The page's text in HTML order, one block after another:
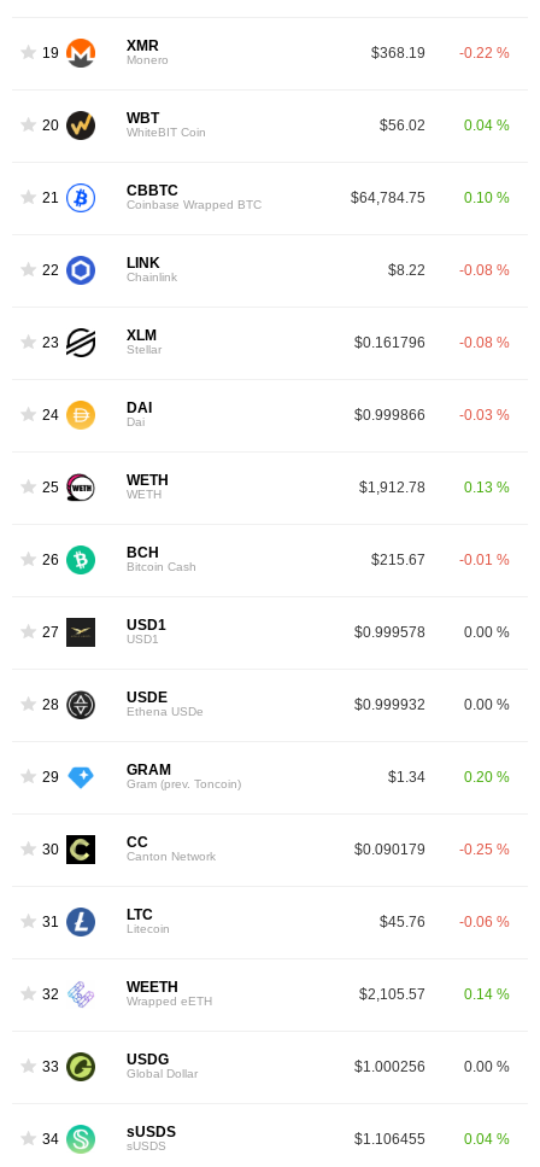
19 XMR
Monero $368.19 -0.22 %
20 WBT
WhiteBIT Coin $56.02 0.04 %
21 CBBTC
Coinbase Wrapped BTC $64,784.75 0.10 %
22 LINK
Chainlink $8.22 -0.08 %
23 XLM
Stellar $0.161796 -0.08 %
24 DAI
Dai $0.999866 -0.03 %
25 WETH
WETH $1,912.78 0.13 %
26 BCH
Bitcoin Cash $215.67 -0.01 %
27 USD1
USD1 $0.999578 0.00 %
28 USDE
Ethena USDe $0.999932 0.00 %
29 GRAM
Gram (prev. Toncoin) $1.34 0.20 %
30 CC
Canton Network $0.090179 -0.25 %
31 LTC
Litecoin $45.76 -0.06 %
32 WEETH
Wrapped eETH $2,105.57 0.14 %
33 USDG
Global Dollar $1.000256 0.00 %
34 sUSDS
sUSDS $1.106455 0.04 %